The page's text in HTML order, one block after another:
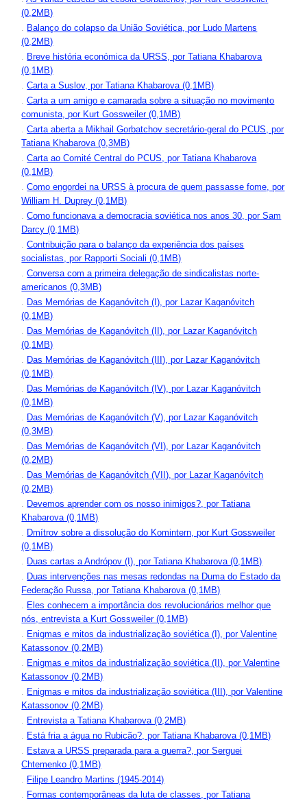
(0,2MB)
. Balanço do colapso da União Soviética, por Ludo Martens
(0,2MB)
. Breve história económica da URSS, por Tatiana Khabarova
(0,1MB)
.Carta a Suslov, por Tatiana Khabarova (0,1MB)
.Carta a um amigo e camarada sobre a situação no movimento
comunista, por Kurt Gossweiler (0,1MB)
.Carta aberta a Mikhail Gorbatchov secretário-geral do PCUS, por
Tatiana Khabarova (0,3MB)
.Carta ao Comité Central do PCUS, por Tatiana Khabarova
(0,1MB)
.Como engordei na URSS à procura de quem passasse fome, por
William H. Duprey (0,1MB)
.Como funcionava a democracia soviética nos anos 30, por Sam
Darcy (0,1MB)
.Contribuição para o balanço da experiência dos países
socialistas, por Rapporti Sociali (0,1MB)
.Conversa com a primeira delegação de sindicalistas norte-
americanos (0,3MB)
. Das Memórias de Kaganóvitch (I), por Lazar Kaganóvitch
(0,1MB)
. Das Memórias de Kaganóvitch (II), por Lazar Kaganóvitch
(0,1MB)
. Das Memórias de Kaganóvitch (III), por Lazar Kaganóvitch
(0,1MB)
. Das Memórias de Kaganóvitch (IV), por Lazar Kaganóvitch
(0,1MB)
. Das Memórias de Kaganóvitch (V), por Lazar Kaganóvitch
(0,3MB)
. Das Memórias de Kaganóvitch (VI), por Lazar Kaganóvitch
(0,2MB)
. Das Memórias de Kaganóvitch (VII), por Lazar Kaganóvitch
(0,2MB)
. Devemos aprender com os nosso inimigos?, por Tatiana
Khabarova (0,1MB)
. Dmítrov sobre a dissolução do Komintern, por Kurt Gossweiler
(0,1MB)
. Duas cartas a Andrópov (I), por Tatiana Khabarova (0,1MB)
. Duas intervenções nas mesas redondas na Duma do Estado da
Federação Russa, por Tatiana Khabarova (0,1MB)
. Eles conhecem a importância dos revolucionários melhor que
nós, entrevista a Kurt Gossweiler (0,1MB)
. Enigmas e mitos da industrialização soviética (I), por Valentine
Katassonov (0,2MB)
. Enigmas e mitos da industrialização soviética (II), por Valentine
Katassonov (0,2MB)
. Enigmas e mitos da industrialização soviética (III), por Valentine
Katassonov (0,2MB)
. Entrevista a Tatiana Khabarova (0,2MB)
. Está fria a água no Rubicão?, por Tatiana Khabarova (0,1MB)
. Estava a URSS preparada para a guerra?, por Serguei
Chtemenko (0,1MB)
. Filipe Leandro Martins (1945-2014)
. Formas contemporâneas da luta de classes, por Tatiana